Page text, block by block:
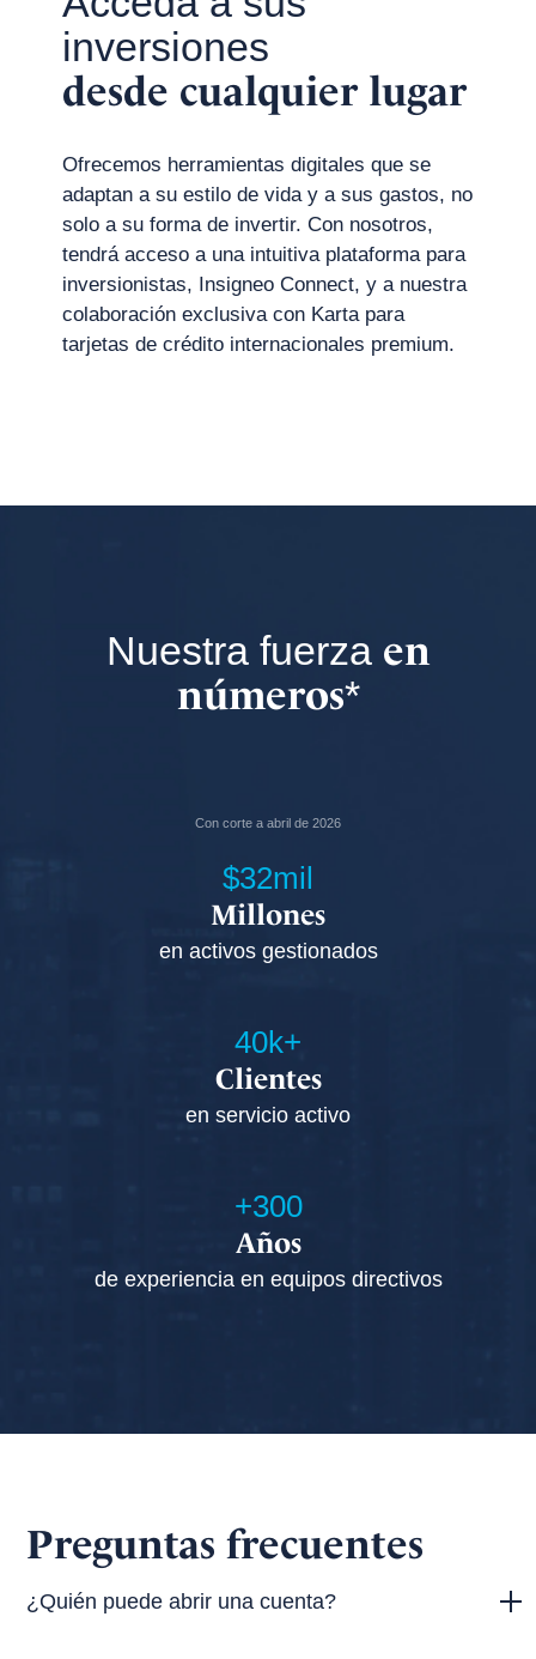
inversiones
desde cualquier lugar
Ofrecemos herramientas digitales que se
adaptan a su estilo de vida y a sus gastos, no
solo a su forma de invertir. Con nosotros,
tendrá acceso a una intuitiva plataforma para
inversionistas, Insigneo Connect, y a nuestra
colaboración exclusiva con Karta para
tarjetas de crédito internacionales premium.
Nuestra fuerza en
números*
Con corte a abril de 2026
$32mil
Millones
en activos gestionados
40k+
Clientes
en servicio activo
+300
Años
de experiencia en equipos directivos
Preguntas frecuentes
¿Quién puede abrir una cuenta?